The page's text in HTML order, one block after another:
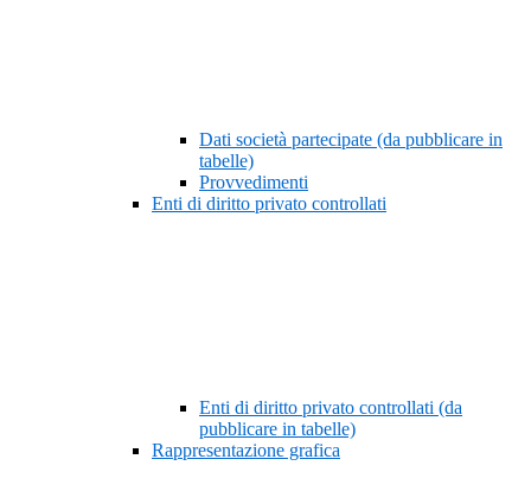
Dati società partecipate (da pubblicare in
tabelle)
Provvedimenti
Enti di diritto privato controllati
Enti di diritto privato controllati (da
pubblicare in tabelle)
Rappresentazione grafica